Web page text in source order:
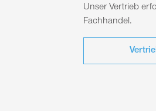
Unser Vertrieb
Fachhandel.